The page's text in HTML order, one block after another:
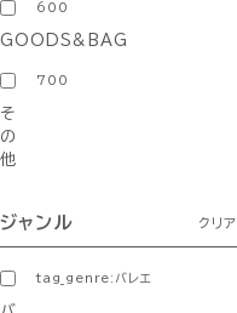
600
GOODS&BAG
700
そ
の
他
ジャンル クリア
tag_genre:バレエ